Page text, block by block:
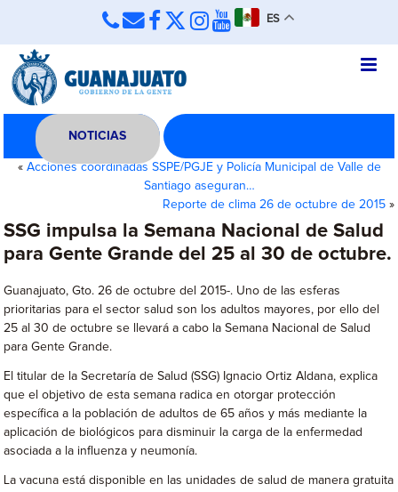
ES
NOTICIAS
« Acciones coordinadas SSPE/PGJE y Policía Municipal de Valle de
Santiago aseguran…
Reporte de clima 26 de octubre de 2015»
SSG impulsa la Semana Nacional de Salud
para Gente Grande del 25 al 30 de octubre.
Guanajuato, Gto. 26 de octubre del 2015-. Uno de las esferas
prioritarias para el sector salud son los adultos mayores, por ello del
25 al 30 de octubre se llevará a cabo la Semana Nacional de Salud
para Gente Grande.
El titular de la Secretaría de Salud (SSG) Ignacio Ortiz Aldana, explica
que el objetivo de esta semana radica en otorgar protección
específica a la población de adultos de 65 años y más mediante la
aplicación de biológicos para disminuir la carga de la enfermedad
asociada a la influenza y neumonía.
La vacuna está disponible en las unidades de salud de manera gratuita